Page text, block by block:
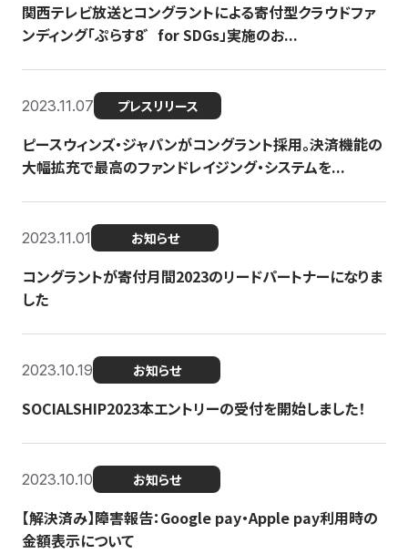
関西テレビ放送とコングラントによる寄付型クラウドファ
ンディング「ぷらす8゛for SDGs」実施のお...
2023.11.07 プレスリリース
ピースウィンズ・ジャパンがコングラント採用。決済機能の
大幅拡充で最高のファンドレイジング・システムを...
2023.11.01 お知らせ
コングラントが寄付月間2023のリードパートナーになりま
した
2023.10.19 お知らせ
SOCIALSHIP2023本エントリーの受付を開始しました！
2023.10.10 お知らせ
【解決済み】障害報告：Google pay・Apple pay利用時の
金額表示について